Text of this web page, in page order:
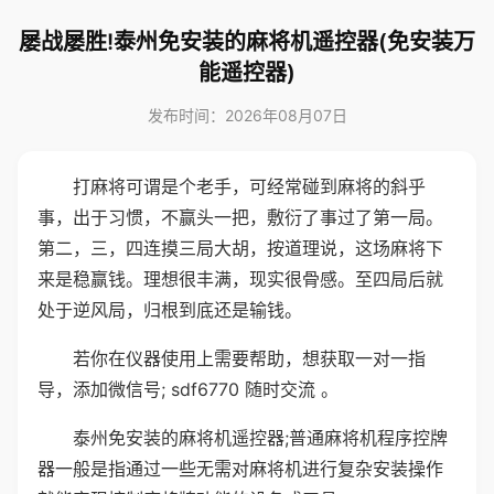
屡战屡胜!泰州免安装的麻将机遥控器(免安装万
能遥控器)
发布时间：2026年08月07日
打麻将可谓是个老手，可经常碰到麻将的斜乎
事，出于习惯，不赢头一把，敷衍了事过了第一局。
第二，三，四连摸三局大胡，按道理说，这场麻将下
来是稳赢钱。理想很丰满，现实很骨感。至四局后就
处于逆风局，归根到底还是输钱。
若你在仪器使用上需要帮助，想获取一对一指
导，添加微信号; sdf6770 随时交流 。
泰州免安装的麻将机遥控器;普通麻将机程序控牌
器一般是指通过一些无需对麻将机进行复杂安装操作